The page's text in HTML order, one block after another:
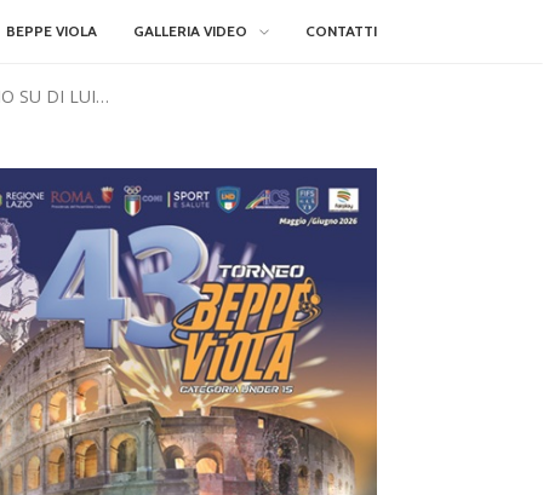
BEPPE VIOLA GALLERIA VIDEO CONTATTI
SU DI LUI…